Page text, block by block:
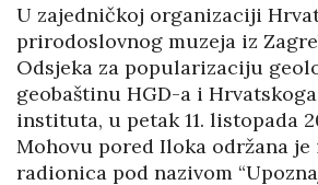
U zajedničkoj organizaciji
prirodoslovnog muzeja iz
Odsjeka za popularizaciju
geobaštinu HGD-a i
instituta, u petak 11. listopada
Mohovu pored Iloka održana
radionica pod nazivom